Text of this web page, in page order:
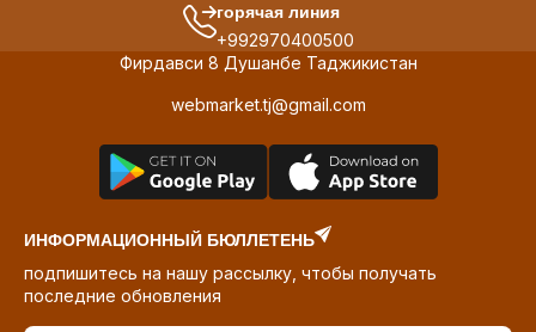
горячая линия
+992970400500
Фирдавси 8 Душанбе Таджикистан
webmarket.tj@gmail.com
ИНФОРМАЦИОННЫЙ БЮЛЛЕТЕНЬ
подпишитесь на нашу рассылку, чтобы получать
последние обновления